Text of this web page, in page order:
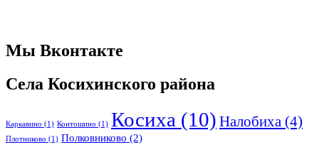
Мы Вконтакте
Села Косихинского района
Каркавино (1) Контошино (1) Косиха (10) Налобиха (4)
Плотниково (1) Полковниково (2)